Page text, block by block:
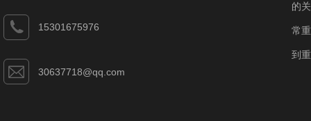
15301675976
30637718@qq.com
的
常
到